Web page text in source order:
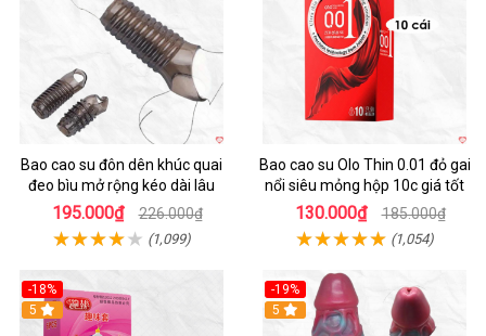
Bao cao su đôn dên khúc quai
đeo bìu mở rộng kéo dài lâu
195.000₫ 226.000₫
(1,099)
Bao cao su Olo Thin 0.01 đỏ gai
nổi siêu mỏng hộp 10c giá tốt
130.000₫ 185.000₫
(1,054)
-18%
Hot
5
-19%
5